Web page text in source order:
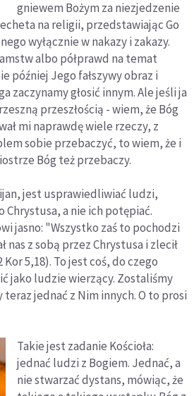
gniewem Bożym za niezjedzenie
na religii, przedstawiając Go
wyłącznie w nakazy i zakazy.
albo półprawd na temat
później Jego fałszywy obraz i
zaczynamy głosić innym. Ale jeśli ja
przeszłością - wiem, że Bóg
mi naprawdę wiele rzeczy, z
sobie przebaczyć, to wiem, że i
Bóg też przebaczy.
jest usprawiedliwiać ludzi,
a nie ich potępiać.
jasno: "Wszystko zaś to pochodzi
nas z sobą przez Chrystusa i zlecił
5,18). To jest coś, do czego
jako ludzie wierzący. Zostaliśmy
jednać z Nim innych. O to prosi
Takie jest zadanie Kościoła:
jednać ludzi z Bogiem. Jednać, a
nie stwarzać dystans, mówiąc, że